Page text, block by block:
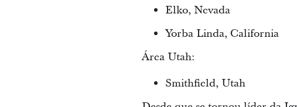
Elko, Nevada
Yorba Linda, California
Área Utah:
Smithfield, Utah